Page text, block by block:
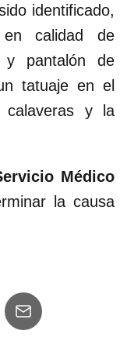
identificado,
calidad de
y pantalón de
tatuaje en el
calaveras y la
Médico
la causa